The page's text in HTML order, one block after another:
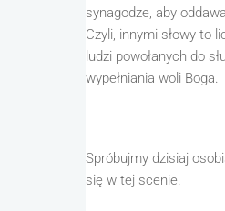
synagodze, aby
Czyli, innymi słowy to
ludzi powołanych do
wypełniania woli Boga.
Spróbujmy dzisiaj
się w tej scenie.